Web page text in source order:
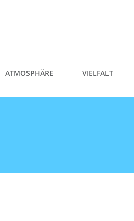
ATMOSPHÄRE VIELFALT